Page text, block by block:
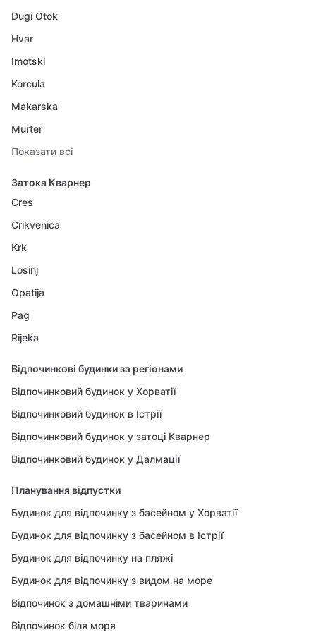
Dugi Otok
Hvar
Imotski
Korcula
Makarska
Murter
Показати всі
Затока Кварнер
Cres
Crikvenica
Krk
Losinj
Opatija
Pag
Rijeka
Відпочинкові будинки за регіонами
Відпочинковий будинок у Хорватії
Відпочинковий будинок в Істрії
Відпочинковий будинок у затоці Кварнер
Відпочинковий будинок у Далмації
Планування відпустки
Будинок для відпочинку з басейном у Хорватії
Будинок для відпочинку з басейном в Істрії
Будинок для відпочинку на пляжі
Будинок для відпочинку з видом на море
Відпочинок з домашніми тваринами
Відпочинок біля моря